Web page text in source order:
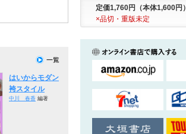
定価1,760円（本体1,600円）
×品切・重版未定
はいからモダン
袴スタイル
中川 春香 編著